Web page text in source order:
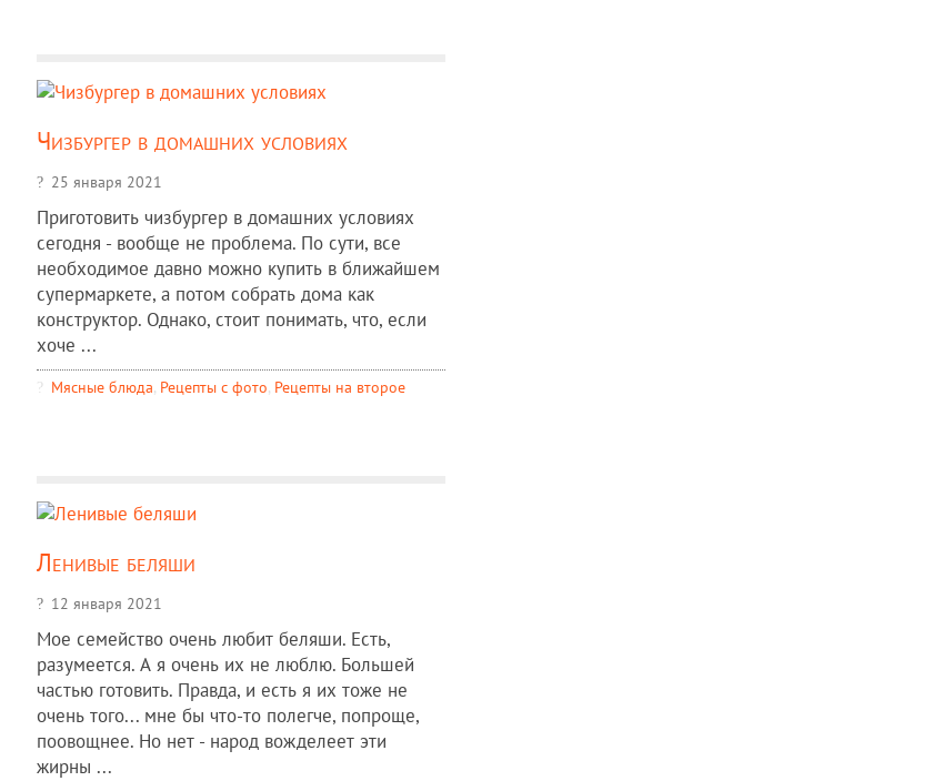
Чизбургер в домашних условиях
25 января 2021
Приготовить чизбургер в домашних условиях
сегодня - вообще не проблема. По сути, все
необходимое давно можно купить в ближайшем
супермаркете, а потом собрать дома как
конструктор. Однако, стоит понимать, что, если
хоче ...
Мясные блюда, Рецепты c фото, Рецепты на второе
Ленивые беляши
12 января 2021
Мое семейство очень любит беляши. Есть,
разумеется. А я очень их не люблю. Большей
частью готовить. Правда, и есть я их тоже не
очень того... мне бы что-то полегче, попроще,
поовощнее. Но нет - народ вожделеет эти
жирны ...